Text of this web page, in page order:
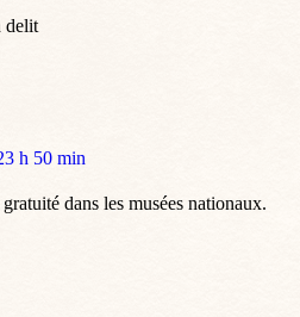
delit
h 50 min
dans les musées nationaux.